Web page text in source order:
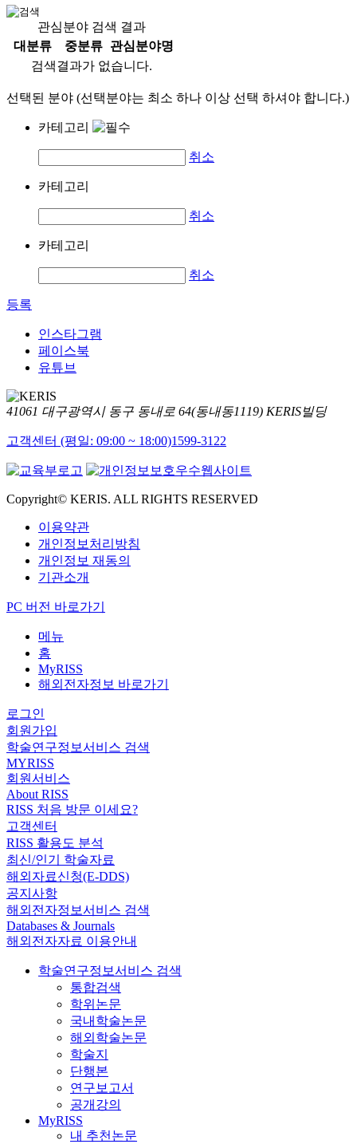
관심분야 검색 결과
대분류
중분류
관심분야명
검색결과가 없습니다.
선택된 분야 (선택분야는 최소 하나 이상 선택 하셔야 합니다.)
카테고리
취소
카테고리
취소
카테고리
취소
등록
인스타그램
페이스북
유튜브
41061 대구광역시 동구 동내로 64(동내동1119) KERIS빌딩
고객센터 (평일: 09:00 ~ 18:00)1599-3122
Copyright© KERIS. ALL RIGHTS RESERVED
이용약관
개인정보처리방침
개인정보 재동의
기관소개
PC 버전 바로가기
메뉴
홈
MyRISS
해외전자정보 바로가기
로그인
회원가입
학술연구정보서비스 검색
MYRISS
회원서비스
About RISS
RISS 처음 방문 이세요?
고객센터
RISS 활용도 분석
최신/인기 학술자료
해외자료신청(E-DDS)
공지사항
해외전자정보서비스 검색
Databases & Journals
해외전자자료 이용안내
학술연구정보서비스 검색
통합검색
학위논문
국내학술논문
해외학술논문
학술지
단행본
연구보고서
공개강의
MyRISS
내 추천논문